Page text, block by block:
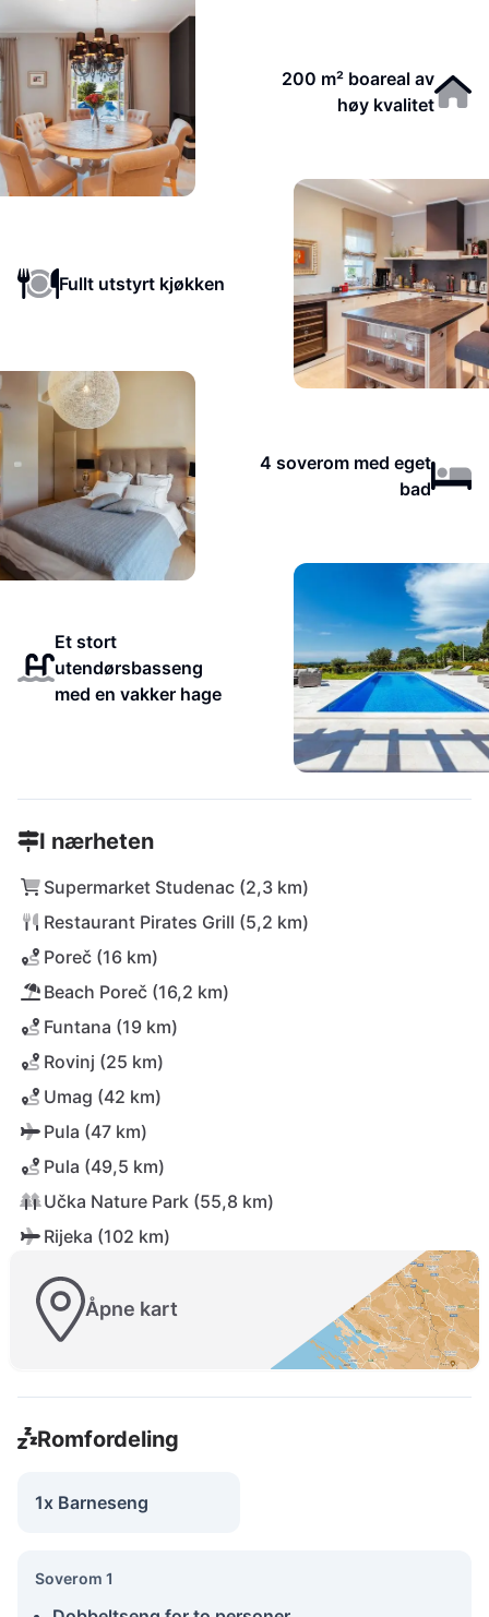
200 m² boareal av
høy kvalitet
Fullt utstyrt kjøkken
4 soverom med eget
bad
Et stort
utendørsbasseng
med en vakker hage
I nærheten
Supermarket Studenac (2,3 km)
Restaurant Pirates Grill (5,2 km)
Poreč (16 km)
Beach Poreč (16,2 km)
Funtana (19 km)
Rovinj (25 km)
Umag (42 km)
Pula (47 km)
Pula (49,5 km)
Učka Nature Park (55,8 km)
Rijeka (102 km)
Åpne kart
Romfordeling
1x Barneseng
Soverom 1